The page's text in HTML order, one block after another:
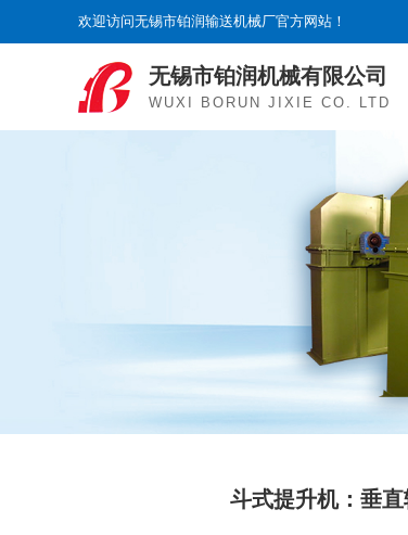
欢迎访问无锡市铂润输送机械厂官方网站！
无锡市铂润机械有限公司
WUXI BORUN JIXIE CO. LTD
斗式提升机：垂